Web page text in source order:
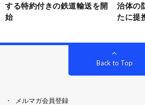
する特約付きの鉄道輸送を開
始
治体の
たに提
Back to Top
メルマガ会員登録